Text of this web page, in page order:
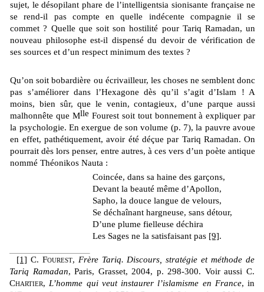
sujet, le désopilant phare de l’intelligentsia sionisante française ne
se rend-il pas compte en quelle indécente compagnie il se
commet ? Quelle que soit son hostilité pour Tariq Ramadan, un
nouveau philosophe est-il dispensé du devoir de vérification de
ses sources et d’un respect minimum des textes ?
Qu’on soit bobardière ou écrivailleur, les choses ne semblent donc
pas s’améliorer dans l’Hexagone dès qu’il s’agit d’Islam ! A
moins, bien sûr, que le venin, contagieux, d’une parque aussi
malhonnête que Mlle Fourest soit tout bonnement à expliquer par
la psychologie. En exergue de son volume (p. 7), la pauvre avoue
en effet, pathétiquement, avoir été déçue par Tariq Ramadan. On
pourrait dès lors penser, entre autres, à ces vers d’un poète antique
nommé Théonikos Nauta :
Coincée, dans sa haine des garçons,
Devant la beauté même d’Apollon,
Sapho, la douce langue de velours,
Se déchaînant hargneuse, sans détour,
D’une plume fielleuse déchira
Les Sages ne la satisfaisant pas [9].
[1] C. Fourest, Frère Tariq. Discours, stratégie et méthode de
Tariq Ramadan, Paris, Grasset, 2004, p. 298-300. Voir aussiC.
Chartier, L’homme qui veut instaurer l’islamisme en France, in